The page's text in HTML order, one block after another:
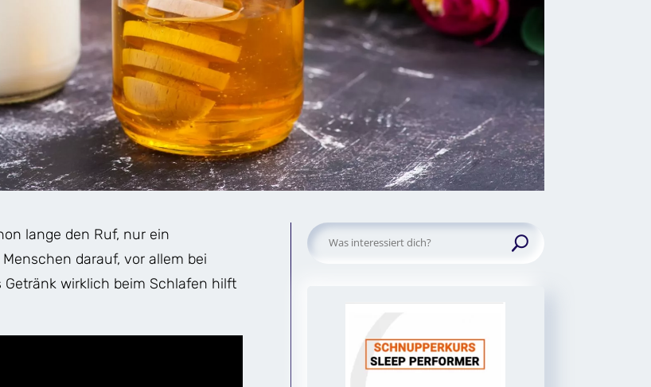
lange den Ruf, nur ein
darauf, vor allem bei
Getränk wirklich beim Schlafen hilft
Suchen